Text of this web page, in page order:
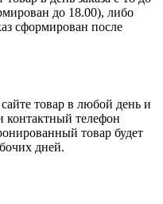
до 18.00), либо
сформирован после
товар в любой день и
контактный телефон
товар будет
дней.